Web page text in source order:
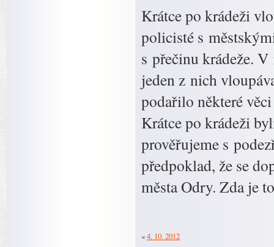
Krátce po krádeži
policisté s
s přečinu krádeže.
jeden z nich
podařilo některé
Krátce po krádeži
prověřujeme s
předpoklad, že se
města Odry. Zda je
«4. 10. 2012